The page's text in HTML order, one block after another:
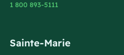
1 800 893-5111
Sainte-Marie